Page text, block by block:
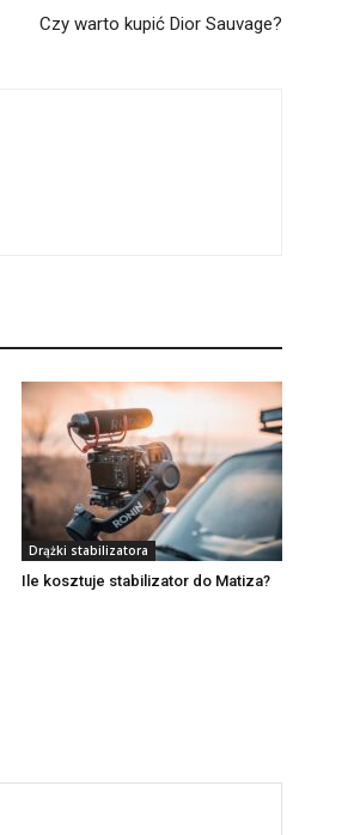
Czy warto kupić Dior Sauvage?
Drążki stabilizatora
Ile kosztuje stabilizator do Matiza?